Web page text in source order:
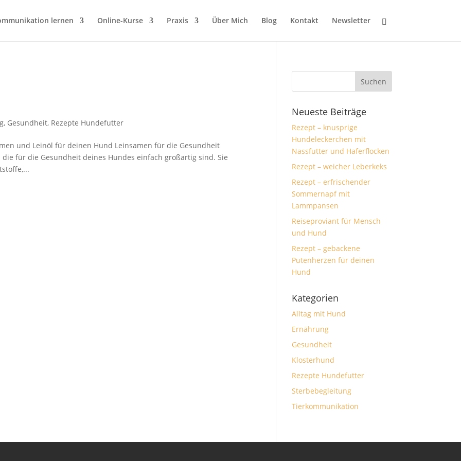
lernen Online-Kurse Praxis Über Mich Blog Kontakt Newsletter
, Gesundheit, Rezepte Hundefutter
und Leinöl für deinen Hund Leinsamen für die Gesundheit
für die Gesundheit deines Hundes einfach großartig sind. Sie
Neueste Beiträge
Rezept – knusprige
Hundeleckerchen mit
Nassfutter und Haferflocken
Rezept – weicher Leberkeks
Rezept – erfrischender
Sommernapf mit
Lammpansen
Reiseproviant für Mensch
und Hund
Rezept – gebackene
Putenherzen für deinen
Hund
Kategorien
Alltag mit Hund
Ernährung
Gesundheit
Klosterhund
Rezepte Hundefutter
Sterbebegleitung
Tierkommunikation